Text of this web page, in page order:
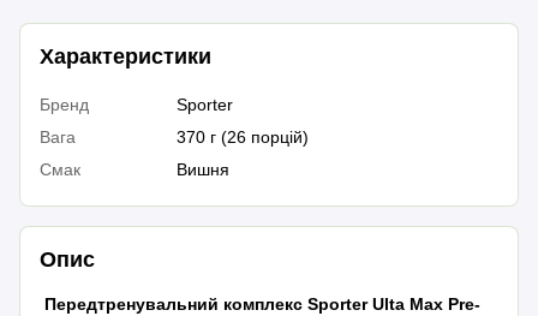
Характеристики
Бренд
Sporter
Вага
370 г (26 порцій)
Смак
Вишня
Опис
Передтренувальний комплекс Sporter Ulta Max Pre-